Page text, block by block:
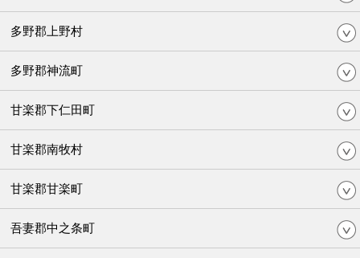
多野郡上野村
多野郡神流町
甘楽郡下仁田町
甘楽郡南牧村
甘楽郡甘楽町
吾妻郡中之条町